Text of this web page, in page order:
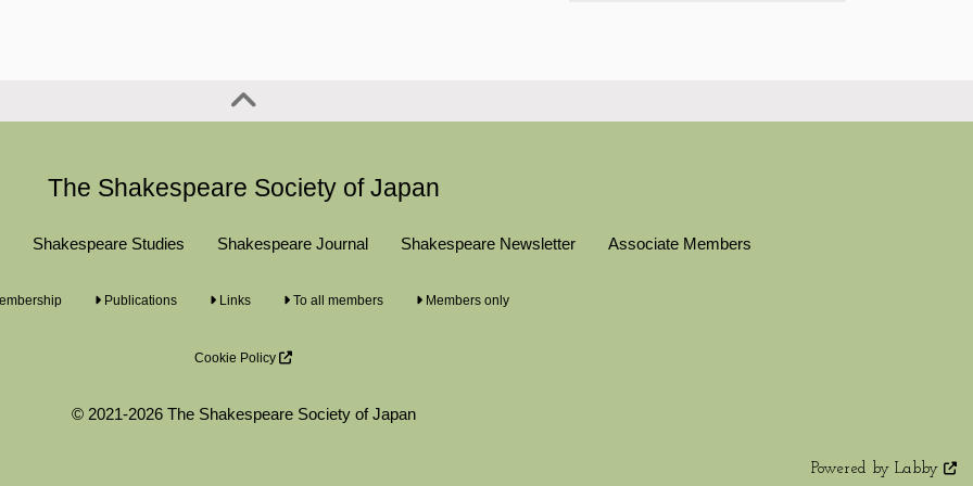
The Shakespeare Society of Japan
Shakespeare Studies Shakespeare Journal Shakespeare Newsletter Associate Members
Publications Links To all members Members only
Cookie Policy
© 2021-2026 The Shakespeare Society of Japan
Powered by Labby